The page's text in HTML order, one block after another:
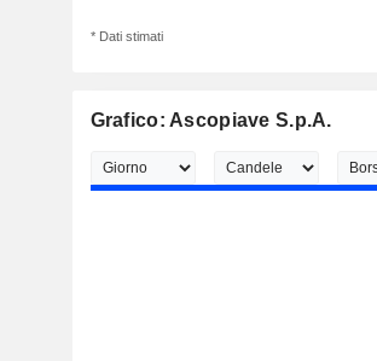
* Dati stimati
Grafico: Ascopiave S.p.A.